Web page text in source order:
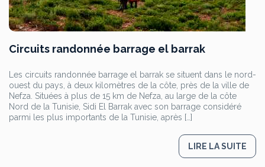
Circuits randonnée barrage el barrak
Les circuits randonnée barrage el barrak se situent dans le nord-
ouest du pays, à deux kilomètres de la côte, près de la ville de
Nefza. Situées à plus de 15 km de Nefza, au large de la côte
Nord de la Tunisie, Sidi El Barrak avec son barrage considéré
parmi les plus importants de la Tunisie, après […]
LIRE LA SUITE